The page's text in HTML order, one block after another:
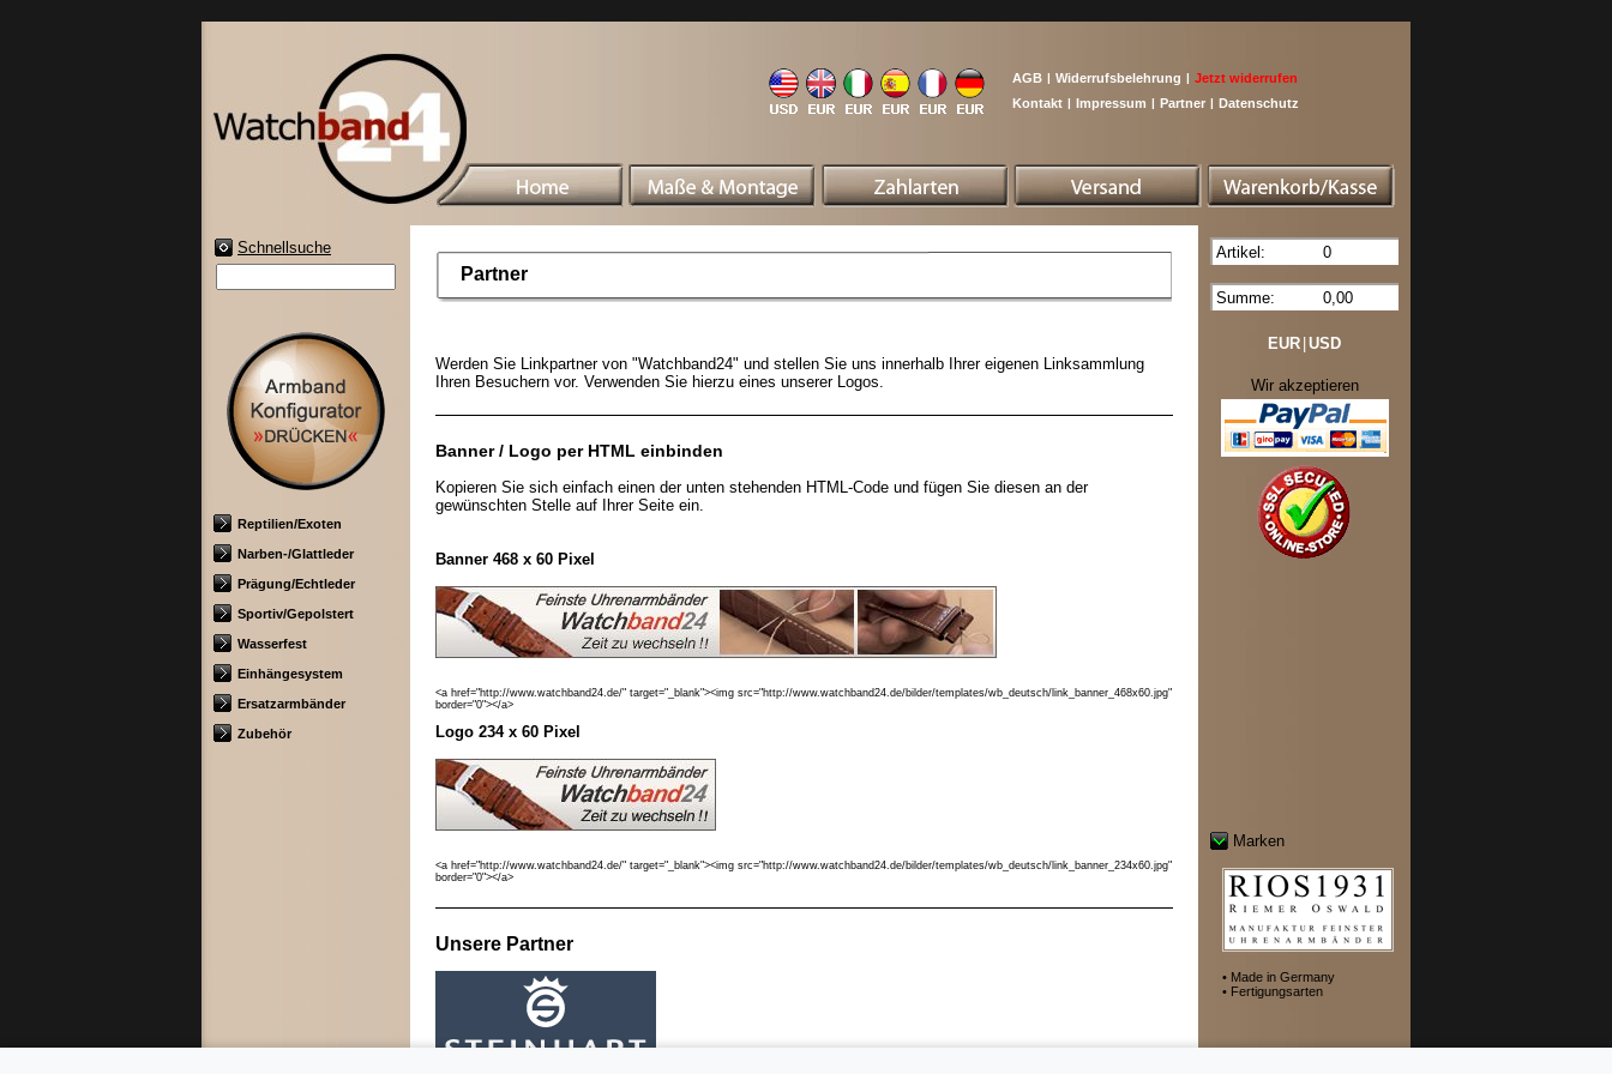
AGB | Widerrufsbelehrung | Jetzt widerrufen
Kontakt | Impressum | Partner | Datenschutz
Schnellsuche
Reptilien/Exoten
Narben-/Glattleder
Prägung/Echtleder
Sportiv/Gepolstert
Wasserfest
Einhängesystem
Ersatzarmbänder
Zubehör
Partner
Werden Sie Linkpartner von "Watchband24" und stellen Sie uns innerhalb Ihrer eigenen Linksammlung
Ihren Besuchern vor. Verwenden Sie hierzu eines unserer Logos.
Banner / Logo per HTML einbinden
Kopieren Sie sich einfach einen der unten stehenden HTML-Code und fügen Sie diesen an der
gewünschten Stelle auf Ihrer Seite ein.
Banner 468 x 60 Pixel
<a href="http://www.watchband24.de/" target="_blank"><img src="http://www.watchband24.de/bilder/templates/wb_deutsch/link_banner_468x60.jpg"
border="0"></a>
Logo 234 x 60 Pixel
<a href="http://www.watchband24.de/" target="_blank"><img src="http://www.watchband24.de/bilder/templates/wb_deutsch/link_banner_234x60.jpg"
border="0"></a>
Unsere Partner
Artikel: 0
Summe: 0,00
EUR USD
Wir akzeptieren
Marken
• Made in Germany
• Fertigungsarten